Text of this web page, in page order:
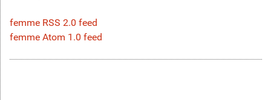
femme RSS 2.0 feed
femme Atom 1.0 feed